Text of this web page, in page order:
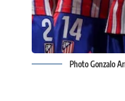
Photo Gonzalo